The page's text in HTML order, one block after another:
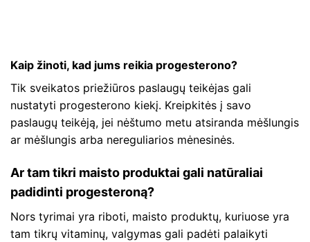
Kaip žinoti, kad jums reikia progesterono?
Tik sveikatos priežiūros paslaugų teikėjas gali
nustatyti progesterono kiekį. Kreipkitės į savo
paslaugų teikėją, jei nėštumo metu atsiranda mėšlungis
ar mėšlungis arba nereguliarios mėnesinės.
Ar tam tikri maisto produktai gali natūraliai
padidinti progesteroną?
Nors tyrimai yra riboti, maisto produktų, kuriuose yra
tam tikrų vitaminų, valgymas gali padėti palaikyti